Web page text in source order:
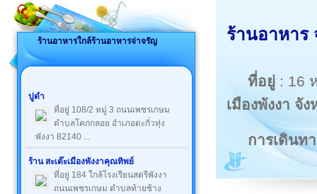
ร้านอาหารใกล้ร้านอาหารจ่าจรัญ
ปูดำ
ที่อยู่ 108/2 หมู่ 3 ถนนเพชรเกษม
ตำบลโคกกลอย อำเภอตะกั่วทุ่ง
พังงา 82140 ...
ร้าน สะเต๊ะเมืองพังงาคุณทิพย์
ที่อยู่ 184 ใกล้โรงเรียนสตรีพังงา
ถนนเพชรเกษม ตำบลท้ายช้าง
ร้านอาหาร
ที่อยู่ : 16
เมืองพังงา จั
การเดินท